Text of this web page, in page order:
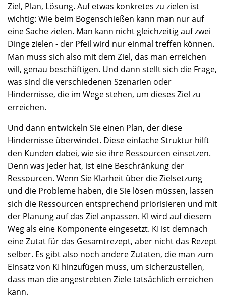
Ziel, Plan, Lösung. Auf etwas konkretes zu zielen ist
wichtig: Wie beim Bogenschießen kann man nur auf
eine Sache zielen. Man kann nicht gleichzeitig auf zwei
Dinge zielen - der Pfeil wird nur einmal treffen können.
Man muss sich also mit dem Ziel, das man erreichen
will, genau beschäftigen. Und dann stellt sich die Frage,
was sind die verschiedenen Szenarien oder
Hindernisse, die im Wege stehen, um dieses Ziel zu
erreichen.
Und dann entwickeln Sie einen Plan, der diese
Hindernisse überwindet. Diese einfache Struktur hilft
den Kunden dabei, wie sie ihre Ressourcen einsetzen.
Denn was jeder hat, ist eine Beschränkung der
Ressourcen. Wenn Sie Klarheit über die Zielsetzung
und die Probleme haben, die Sie lösen müssen, lassen
sich die Ressourcen entsprechend priorisieren und mit
der Planung auf das Ziel anpassen. KI wird auf diesem
Weg als eine Komponente eingesetzt. KI ist demnach
eine Zutat für das Gesamtrezept, aber nicht das Rezept
selber. Es gibt also noch andere Zutaten, die man zum
Einsatz von KI hinzufügen muss, um sicherzustellen,
dass man die angestrebten Ziele tatsächlich erreichen
kann.